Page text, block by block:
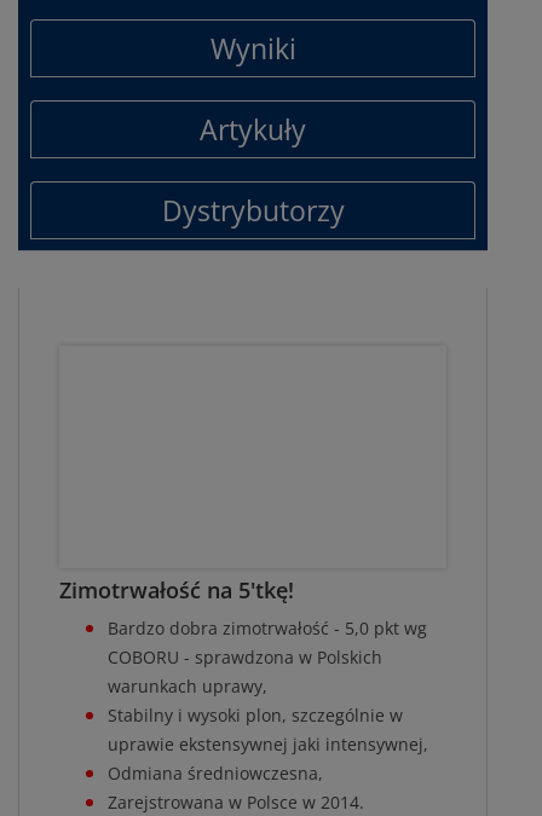
Wyniki
Artykuły
Dystrybutorzy
Zimotrwałość na 5'tkę!
Bardzo dobra zimotrwałość - 5,0 pkt wg
COBORU - sprawdzona w Polskich
warunkach uprawy,
Stabilny i wysoki plon, szczególnie w
uprawie ekstensywnej jaki intensywnej,
Odmiana średniowczesna,
Zarejstrowana w Polsce w 2014.